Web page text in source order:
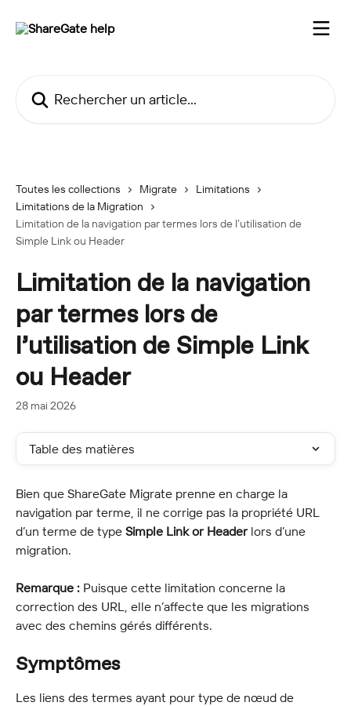
Toutes les collections Migrate
Limitations
Limitations de la Migration
Limitation de la navigation par termes lors de l’utilisation de
Simple Link ou Header
Limitation de la navigation
par termes lors de
l’utilisation de Simple Link
ou Header
28 mai 2026
Table des matières
Bien que ShareGate Migrate prenne en charge la
navigation par terme, il ne corrige pas la propriété URL
d’un terme de type Simple Link or Header lors d’une
migration.
Remarque : Puisque cette limitation concerne la
correction des URL, elle n’affecte que les migrations
avec des chemins gérés différents.
Symptômes
Les liens des termes ayant pour type de nœud de